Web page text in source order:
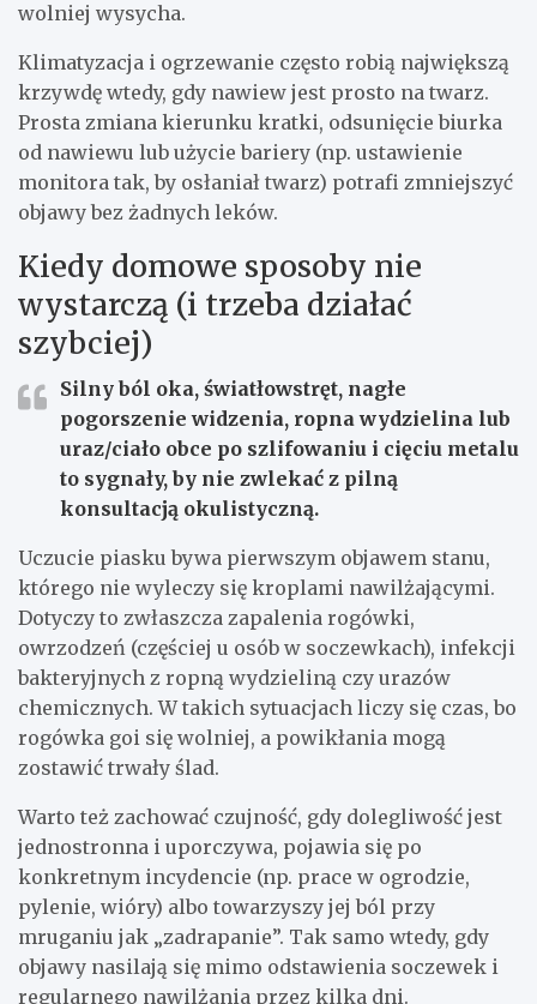
wolniej wysycha.
Klimatyzacja i ogrzewanie często robią największą
krzywdę wtedy, gdy nawiew jest prosto na twarz.
Prosta zmiana kierunku kratki, odsunięcie biurka
od nawiewu lub użycie bariery (np. ustawienie
monitora tak, by osłaniał twarz) potrafi zmniejszyć
objawy bez żadnych leków.
Kiedy domowe sposoby nie
wystarczą (i trzeba działać
szybciej)
Silny ból oka, światłowstręt, nagłe
pogorszenie widzenia, ropna wydzielina lub
uraz/ciało obce po szlifowaniu i cięciu metalu
to sygnały, by nie zwlekać z pilną
konsultacją okulistyczną.
Uczucie piasku bywa pierwszym objawem stanu,
którego nie wyleczy się kroplami nawilżającymi.
Dotyczy to zwłaszcza zapalenia rogówki,
owrzodzeń (częściej u osób w soczewkach), infekcji
bakteryjnych z ropną wydzieliną czy urazów
chemicznych. W takich sytuacjach liczy się czas, bo
rogówka goi się wolniej, a powikłania mogą
zostawić trwały ślad.
Warto też zachować czujność, gdy dolegliwość jest
jednostronna i uporczywa, pojawia się po
konkretnym incydencie (np. prace w ogrodzie,
pylenie, wióry) albo towarzyszy jej ból przy
mruganiu jak „zadrapanie”. Tak samo wtedy, gdy
objawy nasilają się mimo odstawienia soczewek i
regularnego nawilżania przez kilka dni.